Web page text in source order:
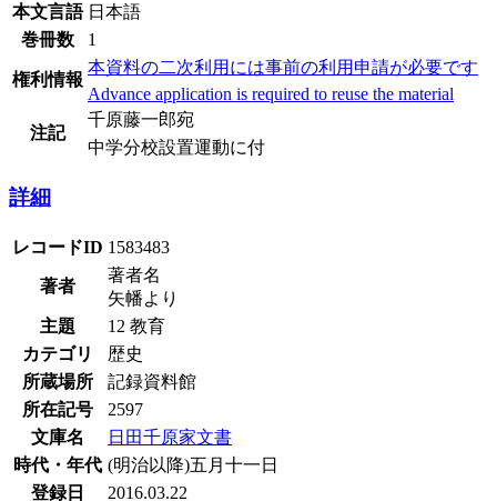
本文言語 日本語
巻冊数
1
権利情報
本資料の二次利用には事前の利用申請が必要です
Advance application is required to reuse the material
注記
千原藤一郎宛
中学分校設置運動に付
詳細
レコードID 1583483
著者
著者名
矢幡より
主題
12 教育
カテゴリ
歴史
所蔵場所
記録資料館
所在記号
2597
文庫名
日田千原家文書
時代・年代 (明治以降)五月十一日
登録日
2016.03.22